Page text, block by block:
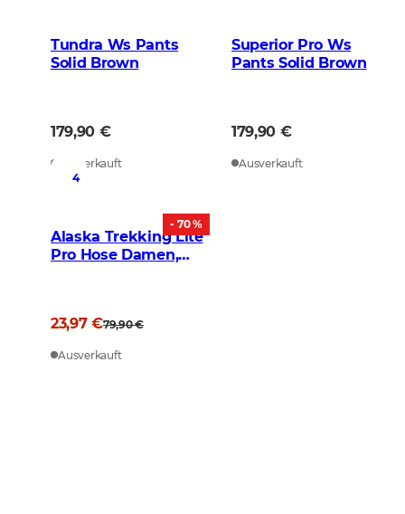
Tundra Ws Pants
Solid Brown
179,90 €
Ausverkauft
Superior Pro Ws
Pants Solid Brown
179,90 €
Ausverkauft
- 70 %
4
Alaska Trekking Lite
Pro Hose Damen,
23,97 €79,90 €
Ausverkauft